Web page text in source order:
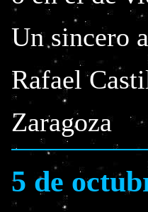
Un sincero
Rafael
Zaragoza
5 de